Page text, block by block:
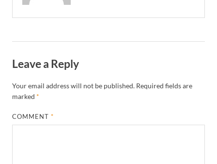
Leave a Reply
Your email address will not be published. Required fields are
marked *
COMMENT*